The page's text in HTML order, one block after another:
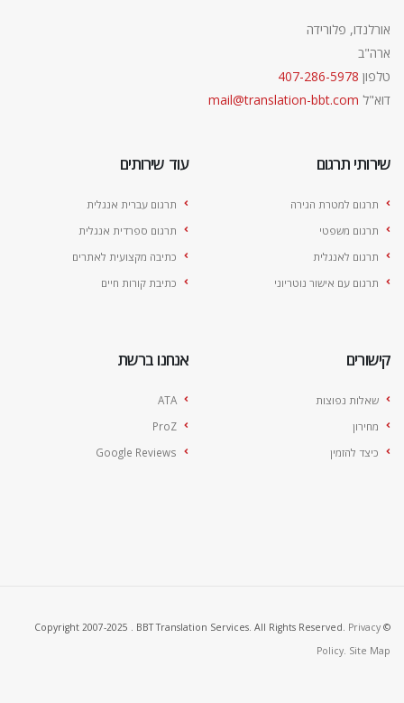
אורלנדו, פלורידה
ארה"ב
טלפון 407-286-5978
דוא"ל mail@translation-bbt.com
שירותי תרגום
תרגום למטרת הגירה
תרגום משפטי
תרגום לאנגלית
תרגום עם אישור נוטריוני
עוד שירותים
תרגום עברית אנגלית
תרגום ספרדית אנגלית
כתיבה מקצועית לאתרים
כתיבת קורות חיים
קישורים
שאלות נפוצות
מחירון
כיצד להזמין
אנחנו ברשת
ATA
ProZ
Google Reviews
© Copyright 2007-2025 . BBT Translation Services. All Rights Reserved.
Privacy
Policy. Site Map